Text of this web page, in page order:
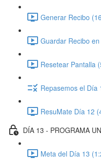
Generar Recibo
Guardar Recibo
Resetear Pantalla
Repasemos el Día
ResuMate Día 12
DÍA 13 - PROGRAMA
Meta del Día 13